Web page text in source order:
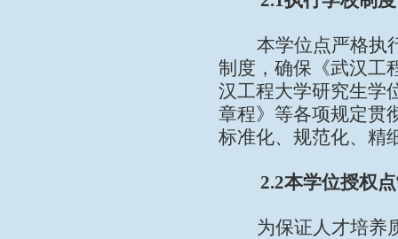
本学位点严格执
制度，确保《武汉工
汉工程大学研究生学
章程》等各项规定贯
标准化、规范化、精
2.2本学位授权
为保证人才培养